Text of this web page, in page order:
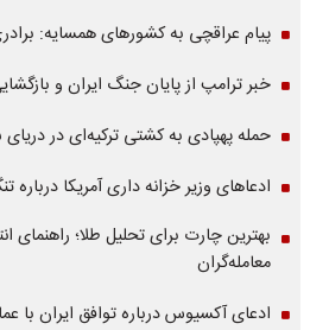
پیام عراقچی به کشورهای همسایه:
خبر ترامپ از پایان جنگ ایران و
حمله پهپادی به کشتی ترکیه‌ای در دریای
ادعاهای وزیر خزانه داری آمریکا درباره
بهترین چارت برای تحلیل طلا؛ راهنمای
معامله‌گران
ادعای آکسیوس درباره توافق ایران با